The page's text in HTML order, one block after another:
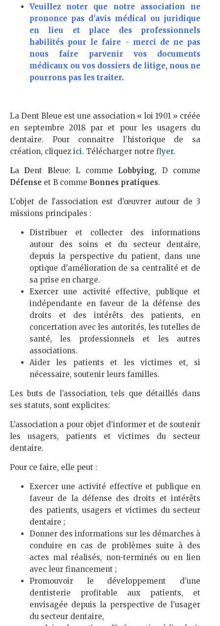
Veuillez noter que notre association ne
prononce pas d'avis médical ou juridique
en lieu et place des professionnels
habilités pour le faire - merci de ne pas
nous faire parvenir vos documents
médicaux ou vos dossiers de litige, nous ne
pourrons pas les traiter.
La Dent Bleue est une association « loi 1901 » créée
en septembre 2018 par et pour les usagers du
dentaire. Pour connaitre l’historique de sa
création, cliquez ici. Télécharger notre flyer.
La Dent Bleue: L comme Lobbying, D comme
Défense et B comme Bonnes pratiques.
L'objet de l'association est d’œuvrer autour de 3
missions principales :
Distribuer et collecter des informations
autour des soins et du secteur dentaire,
depuis la perspective du patient, dans une
optique d'amélioration de sa centralité et de
sa prise en charge.
Exercer une activité effective, publique et
indépendante en faveur de la défense des
droits et des intérêts des patients, en
concertation avec les autorités, les tutelles de
santé, les professionnels et les autres
associations.
Aider les patients et les victimes et, si
nécessaire, soutenir leurs familles.
Les buts de l’association, tels que détaillés dans
ses statuts, sont explicites:
L’association a pour objet d’informer et de soutenir
les usagers, patients et victimes du secteur
dentaire.
Pour ce faire, elle peut :
Exercer une activité effective et publique en
faveur de la défense des droits et intérêts
des patients, usagers et victimes du secteur
dentaire ;
Donner des informations sur les démarches à
conduire en cas de problèmes suite à des
actes mal réalisés, non-terminés ou en lien
avec leur financement ;
Promouvoir le développement d’une
dentisterie profitable aux patients, et
envisagée depuis la perspective de l’usager
du secteur dentaire,